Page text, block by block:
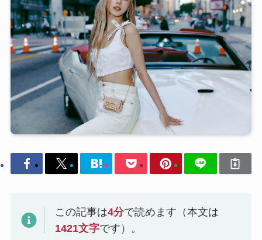
この記事は4分で読めます（本文は
1421文字です）。